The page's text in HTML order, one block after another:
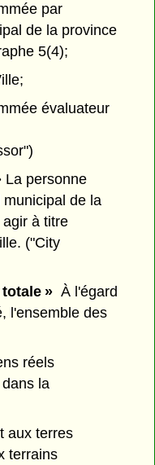
par
de la province
5(4);
évaluateur
La personne
de la
à titre
("City
»À l'égard
l'ensemble des
réels
la
aux terres
terrains